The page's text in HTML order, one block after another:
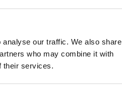
our traffic. We also share
who may combine it with
their services.